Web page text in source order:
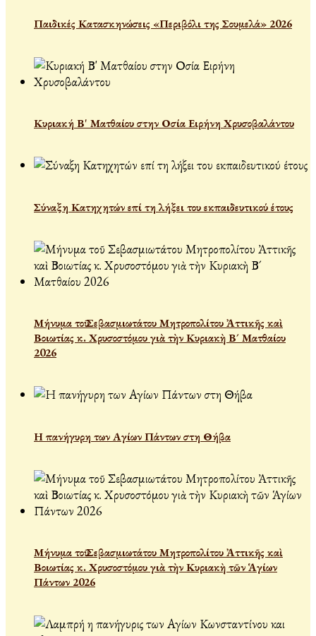
Παιδικές Κατασκηνώσεις «Περιβόλι της Σουμελά» 2026
Κυριακή Β' Ματθαίου στην Οσία Ειρήνη Χρυσοβαλάντου
Σύναξη Κατηχητών επί τη λήξει του εκπαιδευτικού έτους
Μήνυμα τοῦ Σεβασμιωτάτου Μητροπολίτου Ἀττικῆς καὶ
Βοιωτίας κ. Χρυσοστόμου γιὰ τὴν Κυριακὴ Β´ Ματθαίου
2026
Η πανήγυρη των Αγίων Πάντων στη Θήβα
Μήνυμα τοῦ Σεβασμιωτάτου Μητροπολίτου Ἀττικῆς καὶ
Βοιωτίας κ. Χρυσοστόμου γιὰ τὴν Κυριακὴ τῶν Ἁγίων
Πάντων 2026